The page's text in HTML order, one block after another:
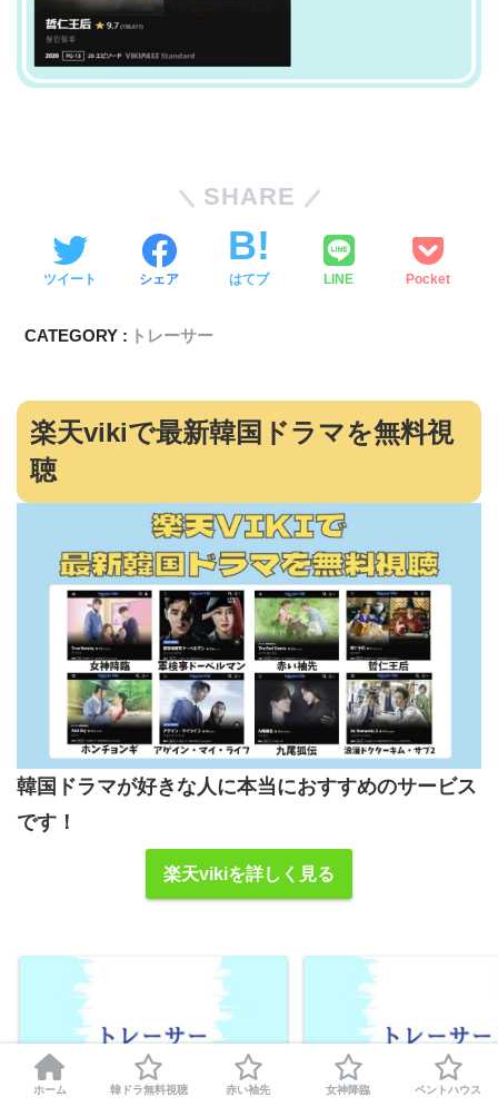
SHARE
ツイート シェア はてブ LINE Pocket
CATEGORY : トレーサー
楽天vikiで最新韓国ドラマを無料視
聴
韓国ドラマが好きな人に本当におすすめのサービス
です！
楽天vikiを詳しく見る
ホーム 韓ドラ無料視聴 赤い袖先 女神降臨 ペントハウス